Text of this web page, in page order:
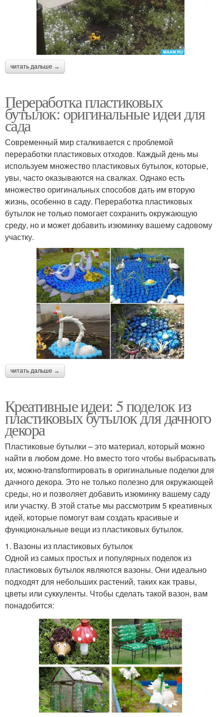
читать дальше →
Переработка пластиковых
бутылок: оригинальные идеи для
сада
Современный мир сталкивается с проблемой
переработки пластиковых отходов. Каждый день мы
используем множество пластиковых бутылок, которые,
увы, часто оказываются на свалках. Однако есть
множество оригинальных способов дать им вторую
жизнь, особенно в саду. Переработка пластиковых
бутылок не только помогает сохранить окружающую
среду, но и может добавить изюминку вашему садовому
участку.
читать дальше →
Креативные идеи: 5 поделок из
пластиковых бутылок для дачного
декора
Пластиковые бутылки – это материал, который можно
найти в любом доме. Но вместо того чтобы выбрасывать
их, можно-transformировать в оригинальные поделки для
дачного декора. Это не только полезно для окружающей
среды, но и позволяет добавить изюминку вашему саду
или участку. В этой статье мы рассмотрим 5 креативных
идей, которые помогут вам создать красивые и
функциональные вещи из пластиковых бутылок.
1. Вазоны из пластиковых бутылок
Одной из самых простых и популярных поделок из
пластиковых бутылок являются вазоны. Они идеально
подходят для небольших растений, таких как травы,
цветы или суккуленты. Чтобы сделать такой вазон, вам
понадобится: